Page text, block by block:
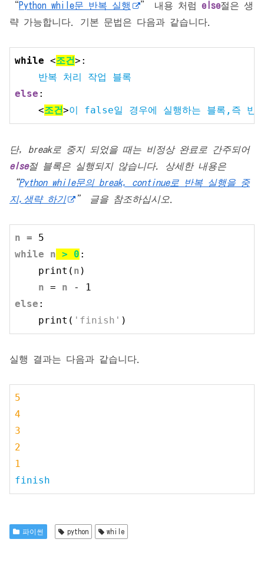
“Python while문 반복 실행 ” 내용 처럼 else절은 생
략 가능합니다. 기본 문법은 다음과 같습니다.
while <조건>:
반복 처리 작업 블록
else :
    <
조건>이 false일 경우에 실행하는 블록,즉 반
단, break로 중지 되었을 때는 비정상 완료로 간주되어
else절 블록은 실행되지 않습니다. 상세한 내용은
“Python while문의 break, continue로 반복 실행을 중
지,생략 하기
” 글을 참조하십시오
n = 5
while
n > 0 :
print ( n )
n = n -
1
else :
print ( ' finish ' )
실행 결과는 다음과 같습니다.
5
4
3
2
1
finish
파이썬 python while